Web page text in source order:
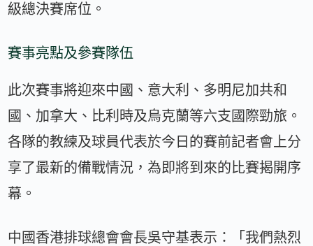
級總決賽席位。
賽事亮點及參賽隊伍
此次賽事將迎來中國、意大利、多明尼加共和
國、加拿大、比利時及烏克蘭等六支國際勁旅。
各隊的教練及球員代表於今日的賽前記者會上分
享了最新的備戰情況，為即將到來的比賽揭開序
幕。
中國香港排球總會會長吳守基表示：「我們熱烈